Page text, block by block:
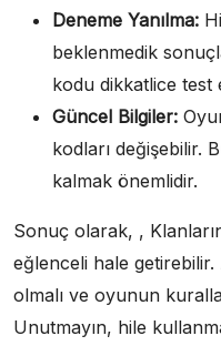
Deneme Yanılma:
beklenmedik
kodu dikkatlice test
Güncel Bilgiler:
kodları değişebilir.
kalmak önemlidir.
Sonuç olarak, ,
eğlenceli hale
olmalı ve oyunun
Unutmayın, hile